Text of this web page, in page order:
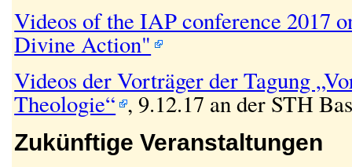
Videos of the IAP conference 2017
Divine Action"
Videos der Vorträger der Tagung
Theologie“ , 9.12.17 an der STH
Zukünftige Veranstaltungen